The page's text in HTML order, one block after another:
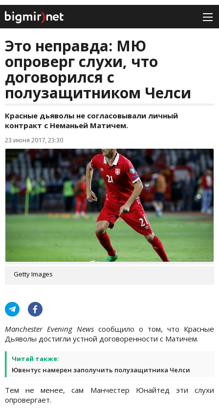
Это неправда: МЮ
опроверг слухи, что
договорился с
полузащитником Челси
Красные дьяволы не согласовывали личный
контракт с Неманьей Матичем.
23 июня 2017, 23:30
Getty Images
Manchester Evening News сообщило о том, что Красные
Дьяволы достигли устной договоренности с Матичем.
Читай также:
Ювентус намерен заполучить полузащитника Челси
Тем не менее, сам Манчестер Юнайтед эти слухи
опровергает.